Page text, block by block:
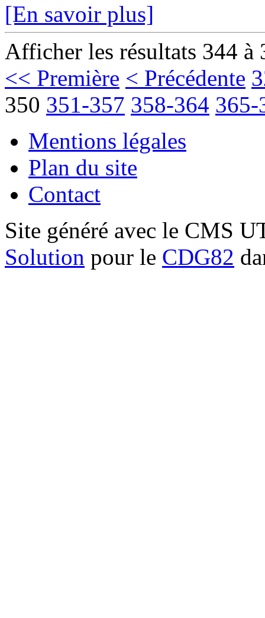
[En savoir plus]
Afficher les résultats 344 à
<< Première < Précédente
350 351-357 358-364 365-
Mentions légales
Plan du site
Contact
Site généré avec le CMS
Solution pour le CDG82